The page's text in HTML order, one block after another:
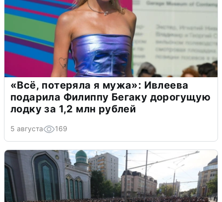
«Всё, потеряла я мужа»: Ивлеева
подарила Филиппу Бегаку дорогущую
лодку за 1,2 млн рублей
5 августа 169